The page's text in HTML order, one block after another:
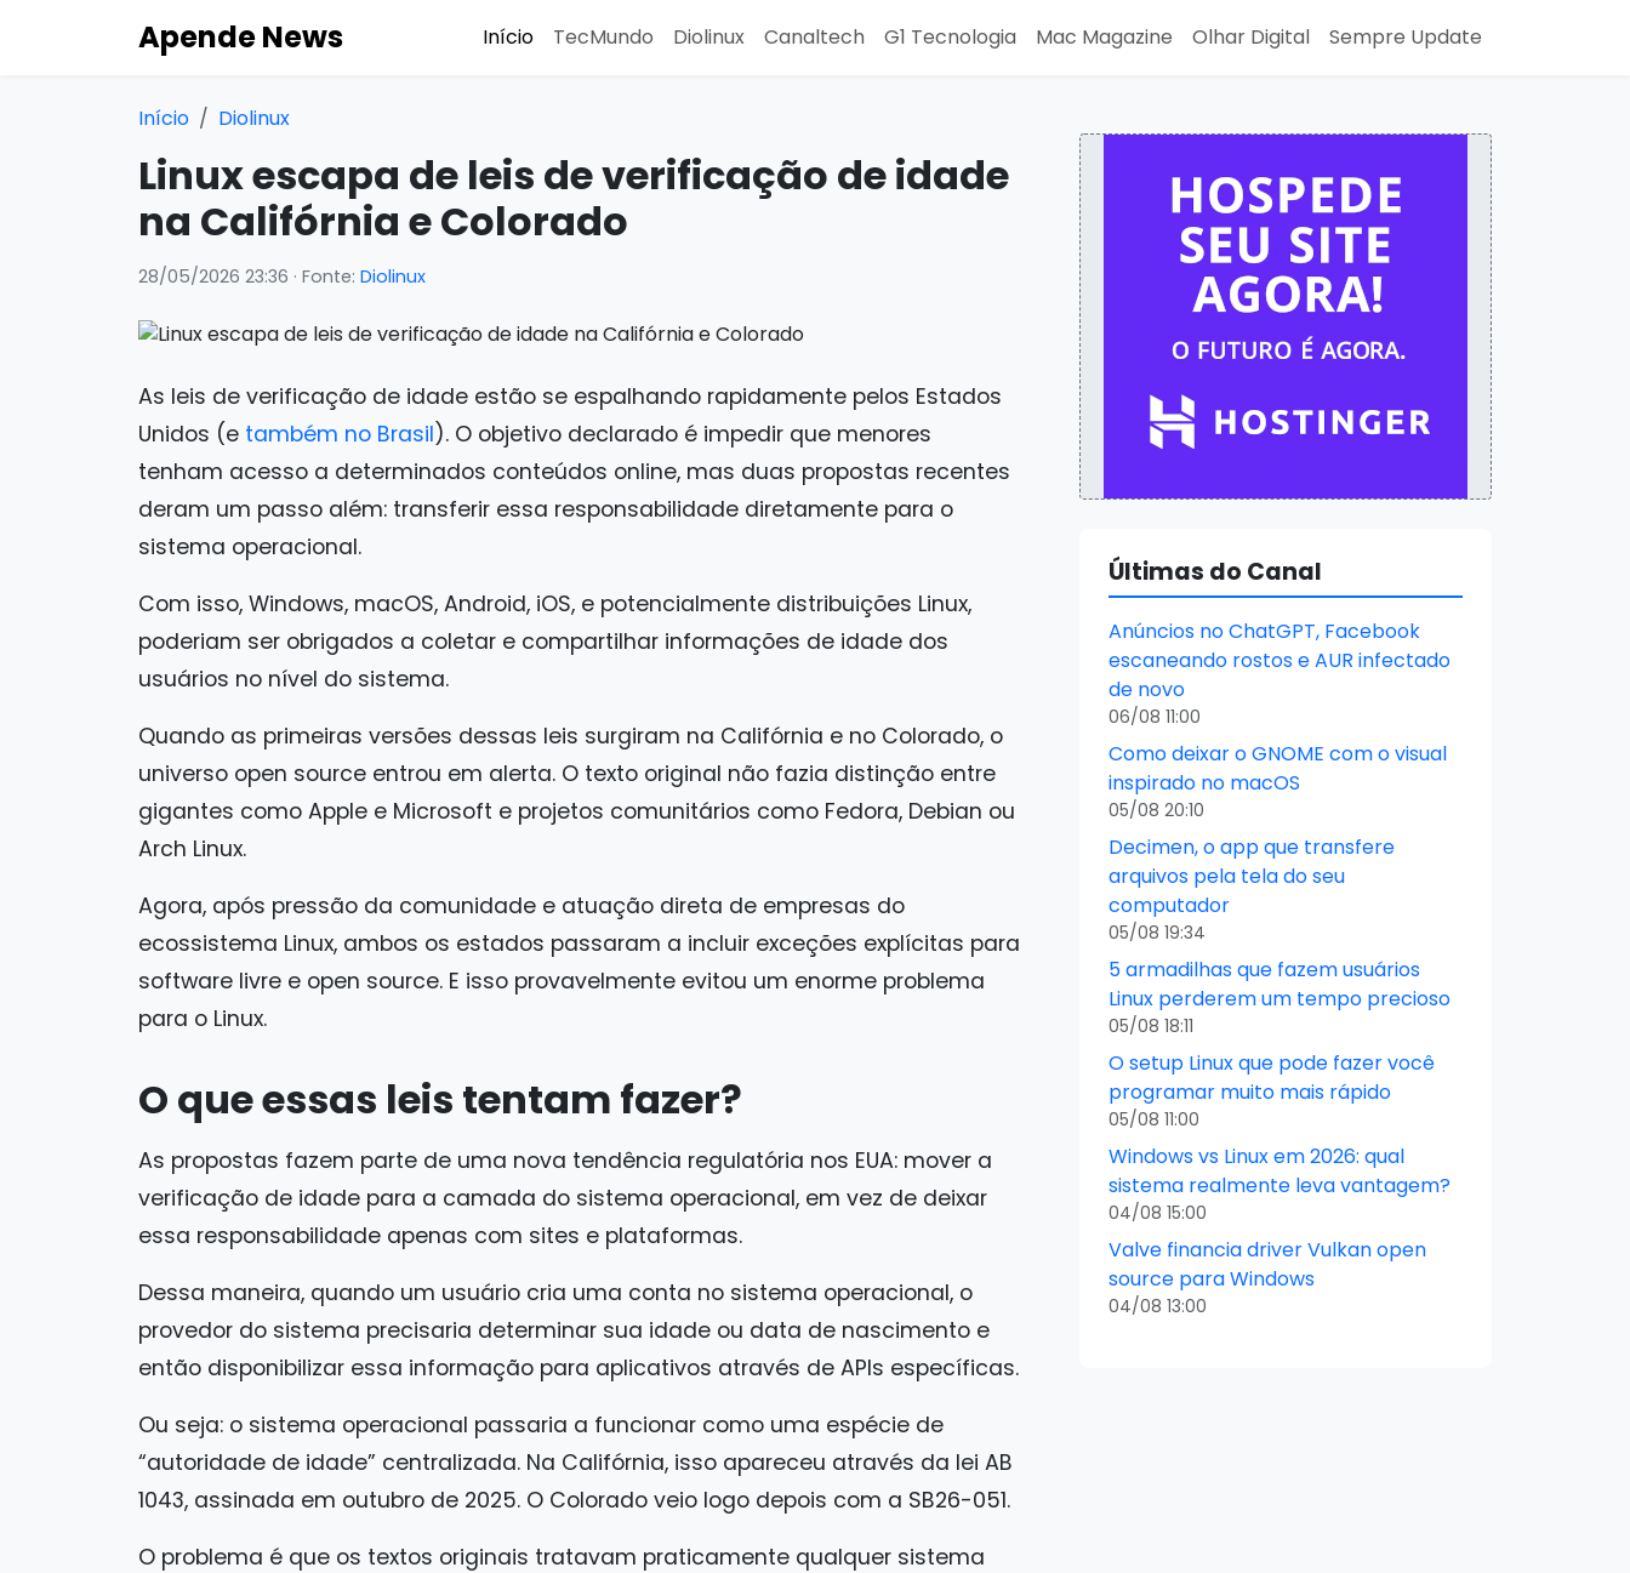
Apende News Início TecMundo Diolinux Canaltech G1 Tecnologia Mac Magazine Olhar Digital Sempre Update
Início Diolinux
Linux escapa de leis de verificação de idade
na Califórnia e Colorado
28/05/2026 23:36 · Fonte: Diolinux
As leis de verificação de idade estão se espalhando rapidamente pelos Estados
Unidos (e também no Brasil). O objetivo declarado é impedir que menores
tenham acesso a determinados conteúdos online, mas duas propostas recentes
deram um passo além: transferir essa responsabilidade diretamente para o
sistema operacional.
Com isso, Windows, macOS, Android, iOS, e potencialmente distribuições Linux,
poderiam ser obrigados a coletar e compartilhar informações de idade dos
usuários no nível do sistema.
Quando as primeiras versões dessas leis surgiram na Califórnia e no Colorado, o
universo open source entrou em alerta. O texto original não fazia distinção entre
gigantes como Apple e Microsoft e projetos comunitários como Fedora, Debian ou
Arch Linux.
Agora, após pressão da comunidade e atuação direta de empresas do
ecossistema Linux, ambos os estados passaram a incluir exceções explícitas para
software livre e open source. E isso provavelmente evitou um enorme problema
para o Linux.
O que essas leis tentam fazer?
As propostas fazem parte de uma nova tendência regulatória nos EUA: mover a
verificação de idade para a camada do sistema operacional, em vez de deixar
essa responsabilidade apenas com sites e plataformas.
Dessa maneira, quando um usuário cria uma conta no sistema operacional, o
provedor do sistema precisaria determinar sua idade ou data de nascimento e
então disponibilizar essa informação para aplicativos através de APIs específicas.
Ou seja: o sistema operacional passaria a funcionar como uma espécie de
“autoridade de idade” centralizada. Na Califórnia, isso apareceu através da lei AB
1043, assinada em outubro de 2025. O Colorado veio logo depois com a SB26-051.
O problema é que os textos originais tratavam praticamente qualquer sistema
Últimas do Canal
Anúncios no ChatGPT, Facebook
escaneando rostos e AUR infectado
de novo
06/08 11:00
Como deixar o GNOME com o visual
inspirado no macOS
05/08 20:10
Decimen, o app que transfere
arquivos pela tela do seu
computador
05/08 19:34
5 armadilhas que fazem usuários
Linux perderem um tempo precioso
05/08 18:11
O setup Linux que pode fazer você
programar muito mais rápido
05/08 11:00
Windows vs Linux em 2026: qual
sistema realmente leva vantagem?
04/08 15:00
Valve financia driver Vulkan open
source para Windows
04/08 13:00